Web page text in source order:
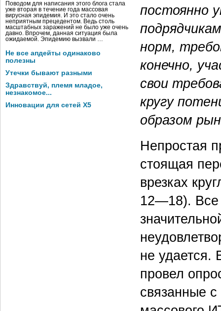
Поводом для написания этого блога стала
уже вторая в течение года массовая
вирусная эпидемия. И это стало очень
неприятным прецедентом. Ведь столь
масштабных заражений не было уже очень
давно. Впрочем, данная ситуация была
ожидаемой. Эпидемию вызвали …
Не все апдейты одинаково
полезны
Утечки бывают разными
Здравствуй, племя младое,
незнакомое...
Инновации для сетей X5
постоянно
норм,
конечно,
свои
кругу
образом
Непростая
стоящая
врезках
12—18). Все
не удается.
провел
связанные